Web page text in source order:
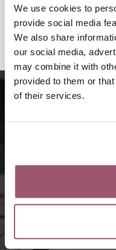
We use cookies to
provide social media
We also share
our social media,
may combine it with
provided to them or
of their services.
arbete mot